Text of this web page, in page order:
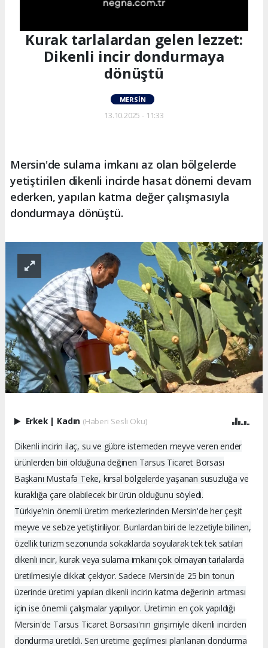
Kurak tarlalardan gelen lezzet:
Dikenli incir dondurmaya
dönüştü
MERSIN
13.10.2025 - 11:33
Mersin'de sulama imkanı az olan bölgelerde
yetiştirilen dikenli incirde hasat dönemi devam
ederken, yapılan katma değer çalışmasıyla
dondurmaya dönüştü.
Erkek Kadın (Haberi Sesli Oku)
Dikenli incirin ilaç, su ve gübre istemeden meyve veren ender
ürünlerden biri olduğuna değinen Tarsus Ticaret Borsası
Başkanı Mustafa Teke, kırsal bölgelerde yaşanan susuzluğa ve
kuraklığa çare olabilecek bir ürün olduğunu söyledi.
Türkiye'nin önemli üretim merkezlerinden Mersin'de her çeşit
meyve ve sebze yetiştiriliyor. Bunlardan biri de lezzetiyle bilinen,
özellik turizm sezonunda sokaklarda soyularak tek tek satılan
dikenli incir, kurak veya sulama imkanı çok olmayan tarlalarda
üretilmesiyle dikkat çekiyor. Sadece Mersin'de 25 bin tonun
üzerinde üretimi yapılan dikenli incirin katma değerinin artması
için ise önemli çalışmalar yapılıyor. Üretimin en çok yapıldığı
Mersin'de Tarsus Ticaret Borsası'nın girişimiyle dikenli incirden
dondurma üretildi. Seri üretime geçilmesi planlanan dondurma